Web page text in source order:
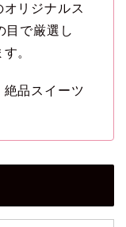
リジナルス
目で厳選し
。
絶品スイーツ